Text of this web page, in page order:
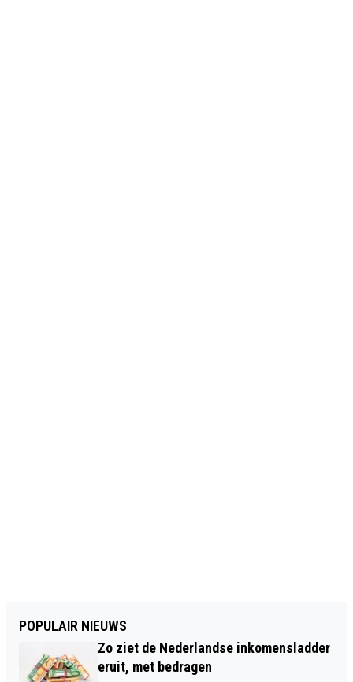
POPULAIR NIEUWS
Zo ziet de Nederlandse inkomensladder
eruit, met bedragen